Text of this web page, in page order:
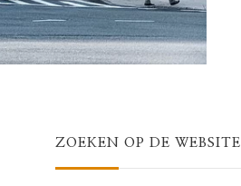
ZOEKEN OP DE WEBSITE